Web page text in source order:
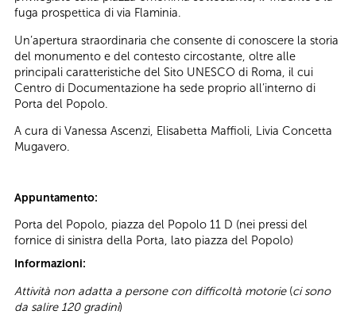
fuga prospettica di via Flaminia.
Un’apertura straordinaria che consente di conoscere la storia
del monumento e del contesto circostante, oltre alle
principali caratteristiche del Sito UNESCO di Roma, il cui
Centro di Documentazione ha sede proprio all’interno di
Porta del Popolo.
A cura di Vanessa Ascenzi, Elisabetta Maffioli, Livia Concetta
Mugavero.
Appuntamento:
Porta del Popolo, piazza del Popolo 11 D (nei pressi del
fornice di sinistra della Porta, lato piazza del Popolo)
Informazioni:
Attività non adatta a persone con difficoltà motorie(ci sono
da salire 120 gradini)